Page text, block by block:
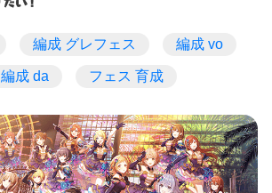
編成 グレフェス 編成 vo
編成 da フェス 育成